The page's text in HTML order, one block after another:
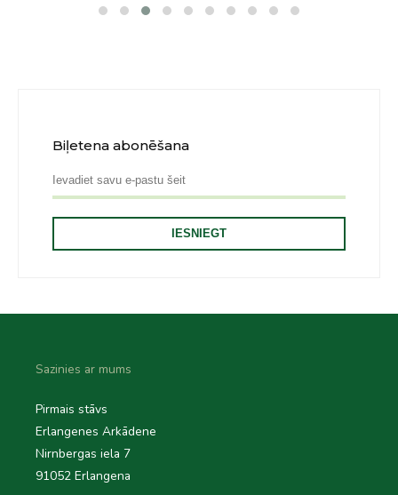
Biļetena abonēšana
Sazinies ar mums
Pirmais stāvs
Erlangenes Arkādene
Nirnbergas iela 7
91052 Erlangena